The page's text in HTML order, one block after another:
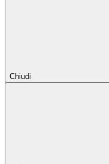
Chiudi